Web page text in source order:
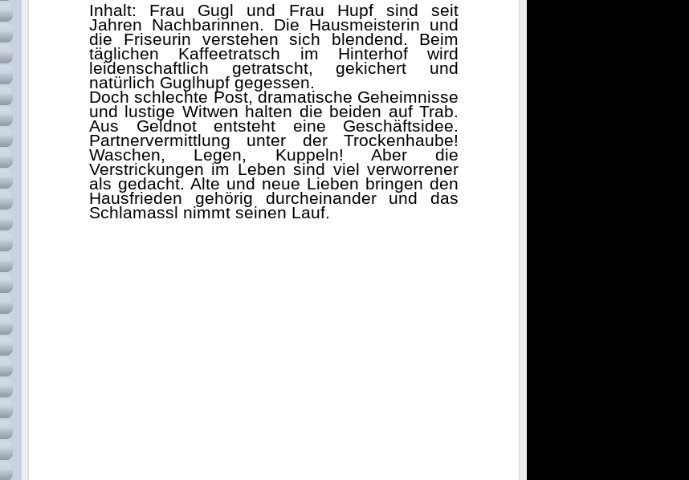
Inhalt: Frau Gugl und Frau Hupf sind seit
Jahren Nachbarinnen. Die Hausmeisterin und
die Friseurin verstehen sich blendend. Beim
täglichen Kaffeetratsch im Hinterhof wird
leidenschaftlich getratscht, gekichert und
natürlich Guglhupf gegessen.
Doch schlechte Post, dramatische Geheimnisse
und lustige Witwen halten die beiden auf Trab.
Aus Geldnot entsteht eine Geschäftsidee.
Partnervermittlung unter der Trockenhaube!
Waschen, Legen, Kuppeln! Aber die
Verstrickungen im Leben sind viel verworrener
als gedacht. Alte und neue Lieben bringen den
Hausfrieden gehörig durcheinander und das
Schlamassl nimmt seinen Lauf.